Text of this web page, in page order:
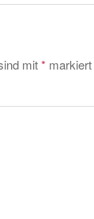
mit* markiert